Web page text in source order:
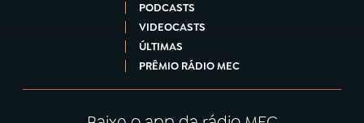
PODCASTS
VIDEOCASTS
ÚLTIMAS
PRÊMIO RÁDIO MEC